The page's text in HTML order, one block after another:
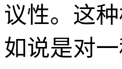
议性。这
如说是对